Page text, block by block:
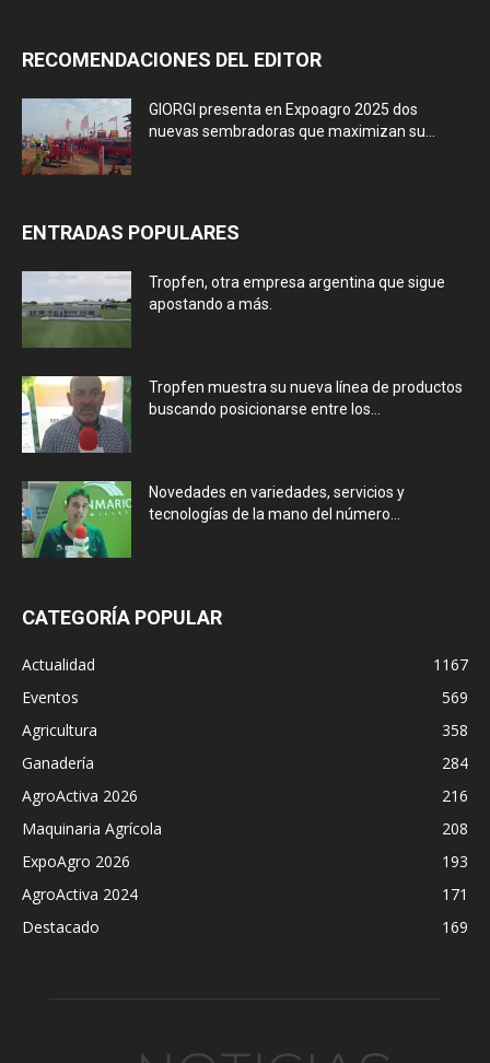
RECOMENDACIONES DEL EDITOR
GIORGI presenta en Expoagro 2025 dos
nuevas sembradoras que maximizan su...
ENTRADAS POPULARES
Tropfen, otra empresa argentina que sigue
apostando a más.
Tropfen muestra su nueva línea de productos
buscando posicionarse entre los...
Novedades en variedades, servicios y
tecnologías de la mano del número...
CATEGORÍA POPULAR
Actualidad
1167
Eventos
569
Agricultura
358
Ganadería
284
AgroActiva 2026
216
Maquinaria Agrícola
208
ExpoAgro 2026
193
AgroActiva 2024
171
Destacado
169